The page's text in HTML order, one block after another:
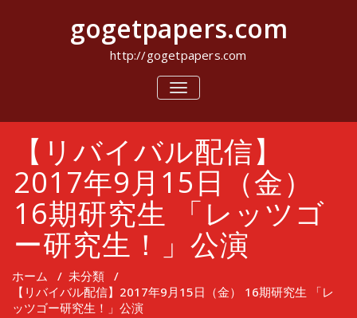
キ
gogetpapers.com
http://gogetpapers.com
ナ
ビ
シ
ョ
ン
を
切
【リバイバル配信】
2017年9月15日（金）
16期研究生 「レッツゴ
ー研究生！」公演
ホーム / 未分類 /
【リバイバル配信】2017年9月15日（金） 16期研究生 「レ
ッツゴー研究生！」公演